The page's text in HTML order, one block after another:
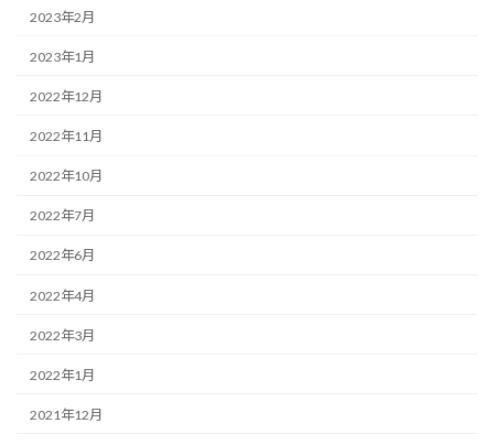
2023年2月
2023年1月
2022年12月
2022年11月
2022年10月
2022年7月
2022年6月
2022年4月
2022年3月
2022年1月
2021年12月